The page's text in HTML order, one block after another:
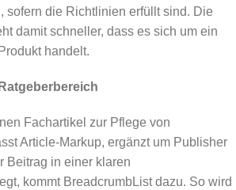
sofern die Richtlinien erfüllt sind. Die
damit schneller, dass es sich um ein
handelt.
Fachartikel zur Pflege von
Article-Markup, ergänzt um Publisher
Beitrag in einer klaren
kommt BreadcrumbList dazu. So wird